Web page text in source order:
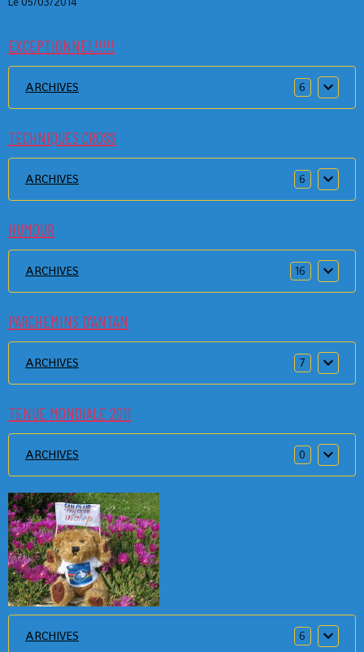
EXCEPTIONNEL!!!!!
ARCHIVES 6
TECHNIQUES CROSS
ARCHIVES 6
HUMOUR
ARCHIVES 16
PARCHEMINS D'ANTAN
ARCHIVES 7
TENUE MONDIALE 2011
ARCHIVES 0
ARCHIVES 6